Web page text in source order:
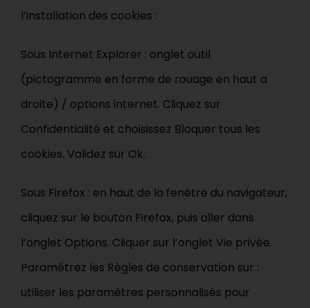
l’installation des cookies :
Sous Internet Explorer : onglet outil
(pictogramme en forme de rouage en haut a
droite) / options internet. Cliquez sur
Confidentialité et choisissez Bloquer tous les
cookies. Validez sur Ok.
Sous Firefox : en haut de la fenêtre du navigateur,
cliquez sur le bouton Firefox, puis aller dans
l’onglet Options. Cliquer sur l’onglet Vie privée.
Paramétrez les Règles de conservation sur :
utiliser les paramètres personnalisés pour